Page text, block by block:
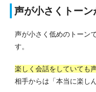
声が小さくトーン
声が小さく低めのトーン
す。
楽しく会話をしていても
相手からは「本当に楽し